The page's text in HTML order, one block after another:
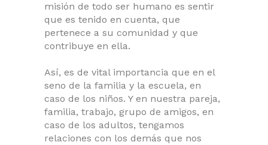
misión de todo ser humano es sentir
que es tenido en cuenta, que
pertenece a su comunidad y que
contribuye en ella.
Así, es de vital importancia que en el
seno de la familia y la escuela, en
caso de los niños. Y en nuestra pareja,
familia, trabajo, grupo de amigos, en
caso de los adultos, tengamos
relaciones con los demás que nos